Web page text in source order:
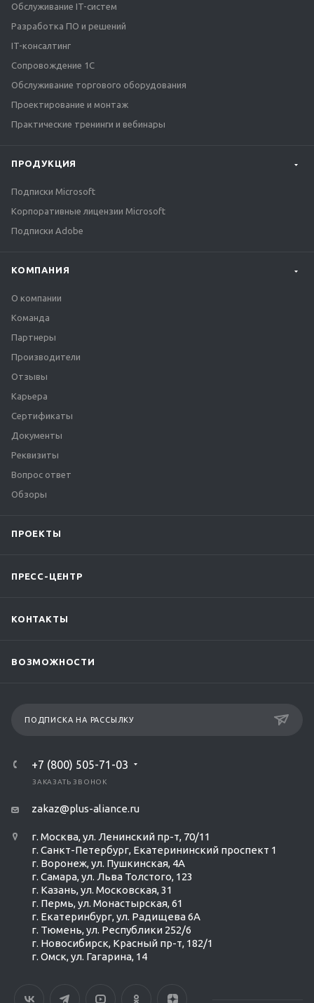
Ольга Кравченко
Обслуживание IT-систем
Разработка ПО и решений
IT-консалтинг
Сопровождение 1С
Обслуживание торгового оборудования
Проектирование и монтаж
Практические тренинги и вебинары
ПРОДУКЦИЯ
Подписки Microsoft
Корпоративные лицензии Microsoft
Подписки Adobe
КОМПАНИЯ
О компании
Команда
Партнеры
Производители
Отзывы
Карьера
Сертификаты
Документы
Реквизиты
Вопрос ответ
Обзоры
ПРОЕКТЫ
ПРЕСС-ЦЕНТР
КОНТАКТЫ
ВОЗМОЖНОСТИ
ПОДПИСКА НА РАССЫЛКУ
+7 (800) 505-71-03
ЗАКАЗАТЬ ЗВОНОК
zakaz@plus-aliance.ru
г. Москва, ул. Ленинский пр-т, 70/11
г. Санкт-Петербург, Екатерининский проспект 1
г. Воронеж, ул. Пушкинская, 4А
г. Самара, ул. Льва Толстого, 123
г. Казань, ул. Московская, 31
г. Пермь, ул. Монастырская, 61
г. Екатеринбург, ул. Радищева 6А
г. Тюмень, ул. Республики 252/6
г. Новосибирск, Красный пр-т, 182/1
г. Омск, ул. ​Гагарина, 14